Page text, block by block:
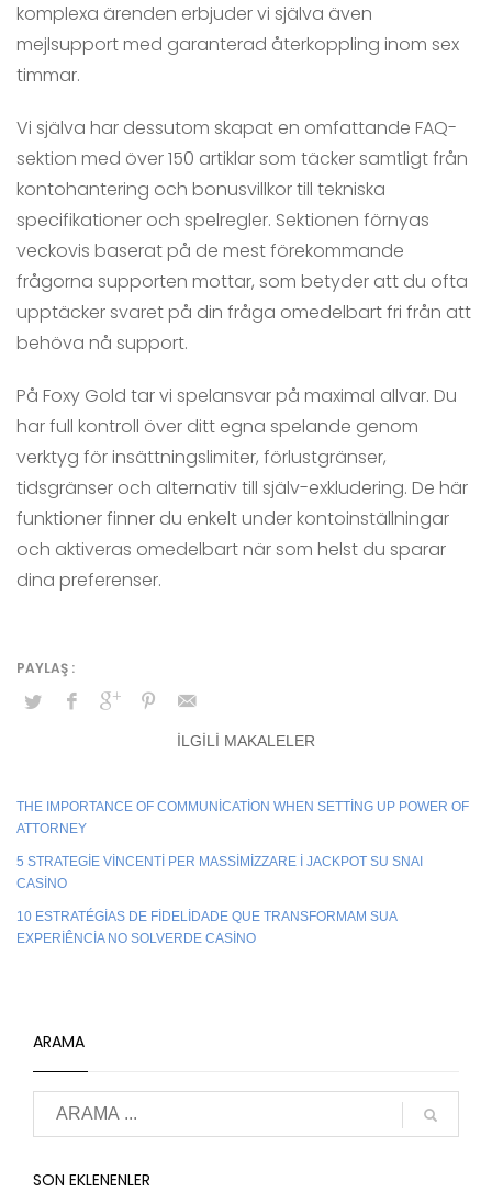
komplexa ärenden erbjuder vi själva även
mejlsupport med garanterad återkoppling inom sex
timmar.
Vi själva har dessutom skapat en omfattande FAQ-
sektion med över 150 artiklar som täcker samtligt från
kontohantering och bonusvillkor till tekniska
specifikationer och spelregler. Sektionen förnyas
veckovis baserat på de mest förekommande
frågorna supporten mottar, som betyder att du ofta
upptäcker svaret på din fråga omedelbart fri från att
behöva nå support.
På Foxy Gold tar vi spelansvar på maximal allvar. Du
har full kontroll över ditt egna spelande genom
verktyg för insättningslimiter, förlustgränser,
tidsgränser och alternativ till själv-exkludering. De här
funktioner finner du enkelt under kontoinställningar
och aktiveras omedelbart när som helst du sparar
dina preferenser.
İLGILI MAKALELER
THE IMPORTANCE OF COMMUNICATION WHEN SETTING UP POWER OF
ATTORNEY
5 STRATEGIE VINCENTI PER MASSIMIZZARE I JACKPOT SU SNAI
CASINO
10 ESTRATÉGIAS DE FIDELIDADE QUE TRANSFORMAM SUA
EXPERIÊNCIA NO SOLVERDE CASINO
ARAMA
SON EKLENENLER